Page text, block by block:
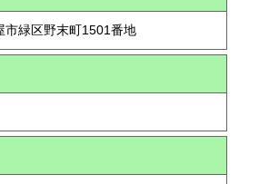
市緑区野末町1501番地